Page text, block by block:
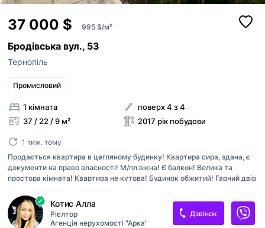
37 000 $ 995 $/м²
Бродівська вул., 53
Тернопіль
Промисловий
1 кімната
37 / 22 / 9 м²
поверх 4 з 4
2017 рік побудови
1 тиж. тому
Продається квартира в цегляному будинку! Квартира сира, здана, є
документи на право власності! М/пл.вікна! Є балкон! Велика та
простора кімната! Квартира не кутова! Будинок обжитий! Гарний двір
Котис Алла
Рієлтор
Агенція нерухомості "Арка"
Дзвінок